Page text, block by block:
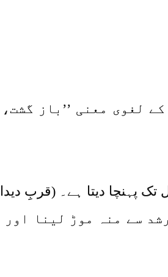
کے لغوی معنی ’’باز
پہنچا دیتا ہے۔ (قربِ
سے منہ موڑ لینا